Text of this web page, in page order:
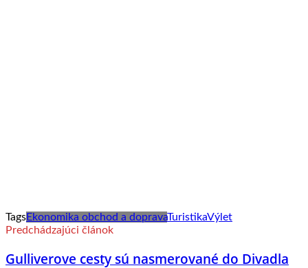
TagsEkonomika obchod a dopravaTuristikaVýlet
Predchádzajúci článok
Gulliverove cesty sú nasmerované do Divadla